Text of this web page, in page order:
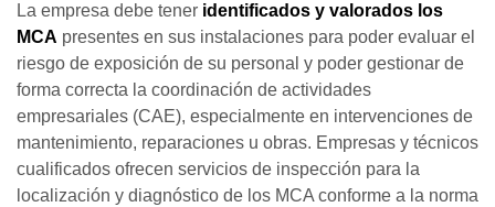
La empresa debe tener identificados y valorados los
MCA presentes en sus instalaciones para poder evaluar el
riesgo de exposición de su personal y poder gestionar de
forma correcta la coordinación de actividades
empresariales (CAE), especialmente en intervenciones de
mantenimiento, reparaciones u obras. Empresas y técnicos
cualificados ofrecen servicios de inspección para la
localización y diagnóstico de los MCA conforme a la norma